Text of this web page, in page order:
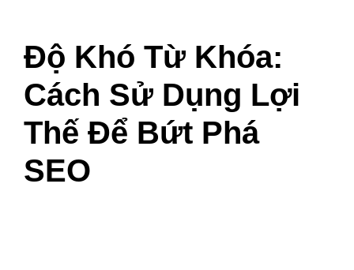
Độ Khó Từ Khóa:
Cách Sử Dụng Lợi
Thế Để Bứt Phá
SEO